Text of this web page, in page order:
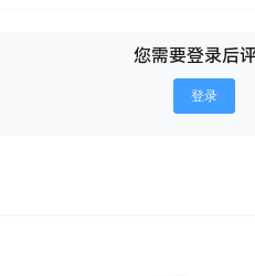
您需要登录后
登录